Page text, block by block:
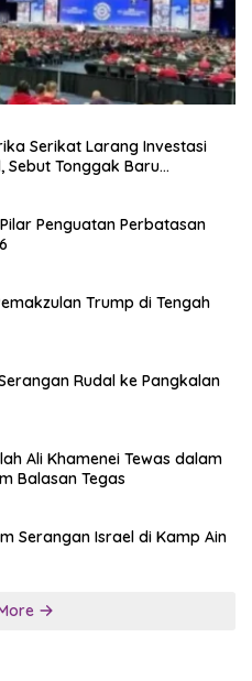
Serikat Larang Investasi
Sebut Tonggak Baru
Penguatan Perbatasan
Trump di Tengah
Rudal ke Pangkalan
Ali Khamenei Tewas dalam
Balasan Tegas
Serangan Israel di Kamp Ain